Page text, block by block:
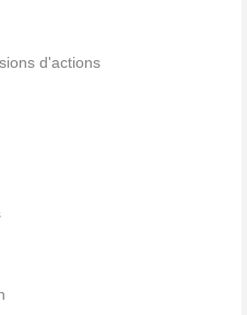
d'actions